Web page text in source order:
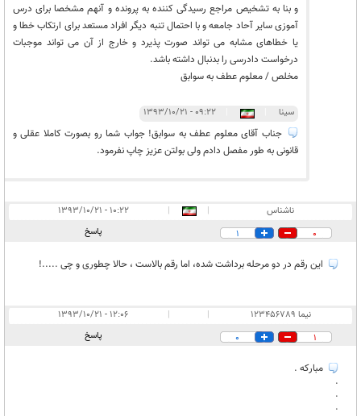
و بنا به تشخیص مراجع رسیدگی کننده به پرونده و آنهم مشخصا برای درس
آموزی سایر آحاد جامعه و با احتمال تنبه دیگر افراد مستعد برای ارتکاب خطا و
یا خطاهای مشابه می تواند صورت پذیرد و خارج از آن می تواند موجبات
درخواست دادرسی را بدنبال داشته باشد.
مخلص / معلوم عطف به سوابق
سینا ۰۹:۲۲ - ۱۳۹۳/۱۰/۲۱
جناب آقای معلوم عطف به سوابق! جواب شما رو بصورت کاملا عقلی و
قانونی به طور مفصل دادم ولی بولتن عزیز چاپ نفرمود.
ناشناس |
|
۱۰:۲۲ - ۱۳۹۳/۱۰/۲۱
0
1 پاسخ
این رقم در دو مرحله برداشت شده، اما رقم بالاست ، حالا چطوری و چی .....!
نیما 123456789 |
|
۱۲:۰۶ - ۱۳۹۳/۱۰/۲۱
1
0 پاسخ
مبارکه .
.
.
.